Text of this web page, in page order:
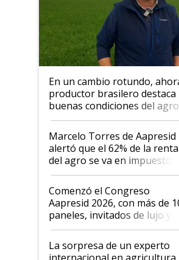
En un cambio rotundo,
productor brasilero destaca
buenas condiciones del agro
argentino para invertir:
más motivados"
Marcelo Torres de Aapresid
alertó que el 62% de la renta
del agro se va en impuestos:
"No es bueno que en
Argentina se sigan
las mismas cosas de hace 50
años"
Comenzó el Congreso
Aapresid 2026, con más de
paneles, invitados de lujo y
todas las tendencias
La sorpresa de un experto